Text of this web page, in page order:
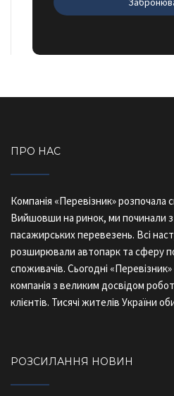
ПРО НАС
Компанія «Перевізник» розпочала
Вийшовши на ринок, ми починали
пасажирських перевезень. Всі
розширювали автопарк та сферу
споживачів. Сьогодні
компанія з великим досвідом
клієнтів. Тисячі жителів України
РОЗСИЛАННЯ НОВИН